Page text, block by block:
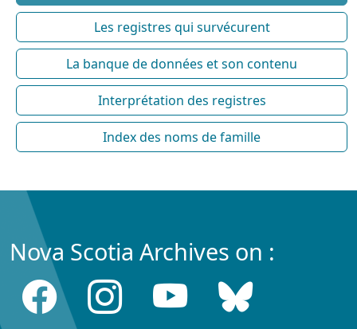
Les registres qui survécurent
La banque de données et son contenu
Interprétation des registres
Index des noms de famille
Nova Scotia Archives on :